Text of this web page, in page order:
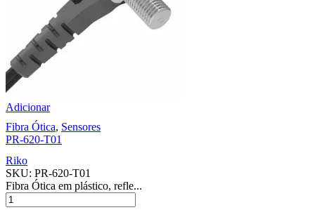
Adicionar
Fibra Ótica, Sensores
PR-620-T01
Riko
SKU: PR-620-T01
Fibra Ótica em plástico, refle...